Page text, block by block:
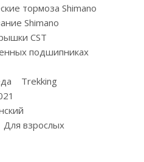
тормоза Shimano
Shimano
CST
подшипниках
Trekking
взрослых